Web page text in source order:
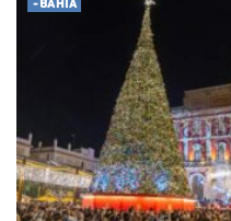
-BAHÍA